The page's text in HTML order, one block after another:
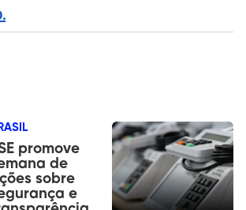
promove
de
sobre
e